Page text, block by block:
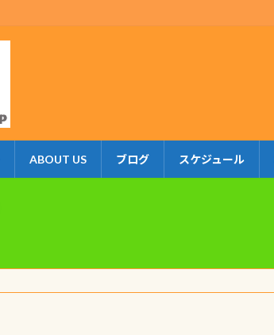
ABOUT US ブログ スケジュール